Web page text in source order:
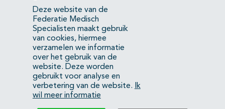
Mercatorlaan 1200
3528 BL Utrecht
(088) 505 34 34
info@richtlijnendatabase.nl
YouTubeLinkedIn
Deze website van de
Federatie Medisch
Specialisten maakt gebruik
van cookies, hiermee
verzamelen we informatie
over het gebruik van de
website. Deze worden
gebruikt voor analyse en
verbetering van de website.
Ik
wil meer informatie